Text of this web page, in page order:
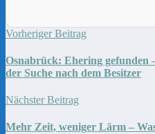
Vorheriger Beitrag
Osnabrück: Ehering gefunden
der Suche nach dem Besitzer
Nächster Beitrag
Mehr Zeit, weniger Lärm –